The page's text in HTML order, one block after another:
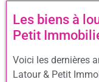
Les biens à
Petit
Voici les dernières
Latour & Petit